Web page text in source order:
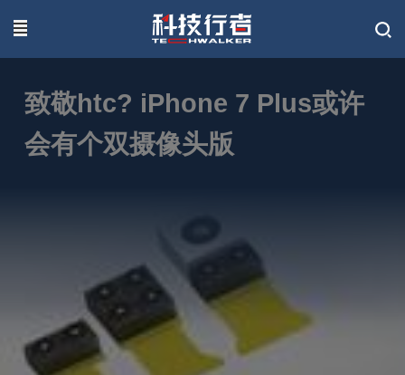
联系我们
致敬htc? iPhone 7 Plus或许
会有个双摄像头版